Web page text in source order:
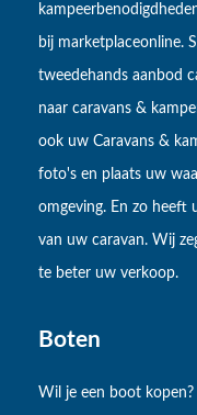
bij marketplaceonline.
tweedehands aanbod
naar caravans &
ook uw Caravans &
foto's en plaats uw
omgeving. En zo heeft
van uw caravan. Wij
te beter uw verkoop.
Boten
Wil je een boot